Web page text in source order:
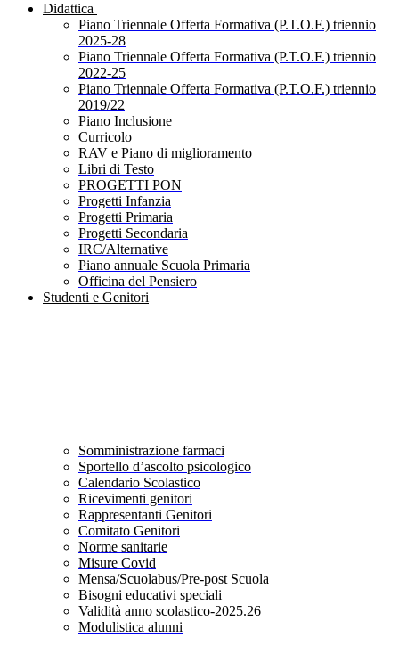
Didattica
Piano Triennale Offerta Formativa (P.T.O.F.) triennio
2025-28
Piano Triennale Offerta Formativa (P.T.O.F.) triennio
2022-25
Piano Triennale Offerta Formativa (P.T.O.F.) triennio
2019/22
Piano Inclusione
Curricolo
RAV e Piano di miglioramento
Libri di Testo
PROGETTI PON
Progetti Infanzia
Progetti Primaria
Progetti Secondaria
IRC/Alternative
Piano annuale Scuola Primaria
Officina del Pensiero
Studenti e Genitori
Somministrazione farmaci
Sportello d’ascolto psicologico
Calendario Scolastico
Ricevimenti genitori
Rappresentanti Genitori
Comitato Genitori
Norme sanitarie
Misure Covid
Mensa/Scuolabus/Pre-post Scuola
Bisogni educativi speciali
Validità anno scolastico-2025.26
Modulistica alunni